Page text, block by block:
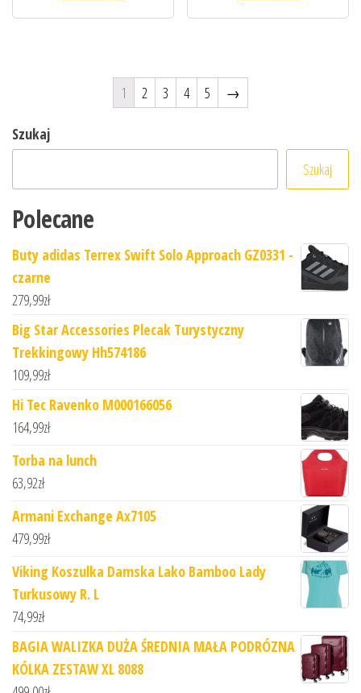
1 2 3 4 5 →
Szukaj
Szukaj
Polecane
Buty adidas Terrex Swift Solo Approach GZ0331 -
czarne
279,99zł
Big Star Accessories Plecak Turystyczny
Trekkingowy Hh574186
109,99zł
Hi Tec Ravenko M000166056
164,99zł
Torba na lunch
63,92zł
Armani Exchange Ax7105
479,99zł
Viking Koszulka Damska Lako Bamboo Lady
Turkusowy R. L
74,99zł
BAGIA WALIZKA DUŻA ŚREDNIA MAŁA PODRÓZNA
KÓLKA ZESTAW XL 8088